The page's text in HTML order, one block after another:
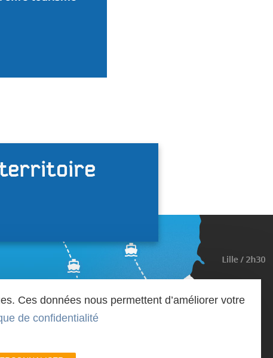
territoire
Ces données nous permettent d’améliorer votre
de confidentialité